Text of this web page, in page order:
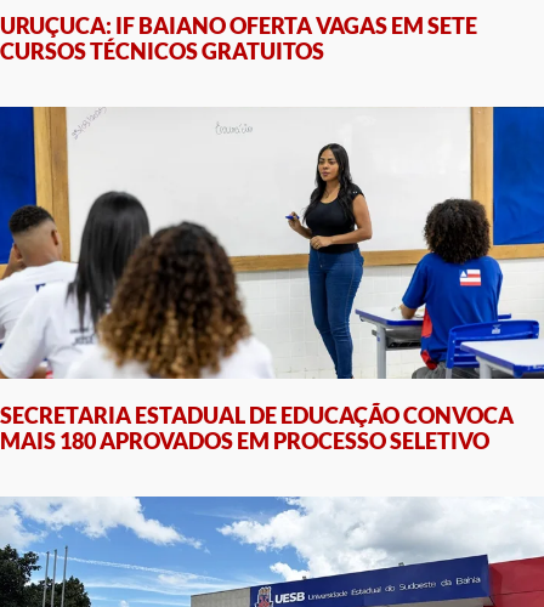
URUÇUCA: IF BAIANO OFERTA VAGAS EM SETE
CURSOS TÉCNICOS GRATUITOS
SECRETARIA ESTADUAL DE EDUCAÇÃO CONVOCA
MAIS 180 APROVADOS EM PROCESSO SELETIVO